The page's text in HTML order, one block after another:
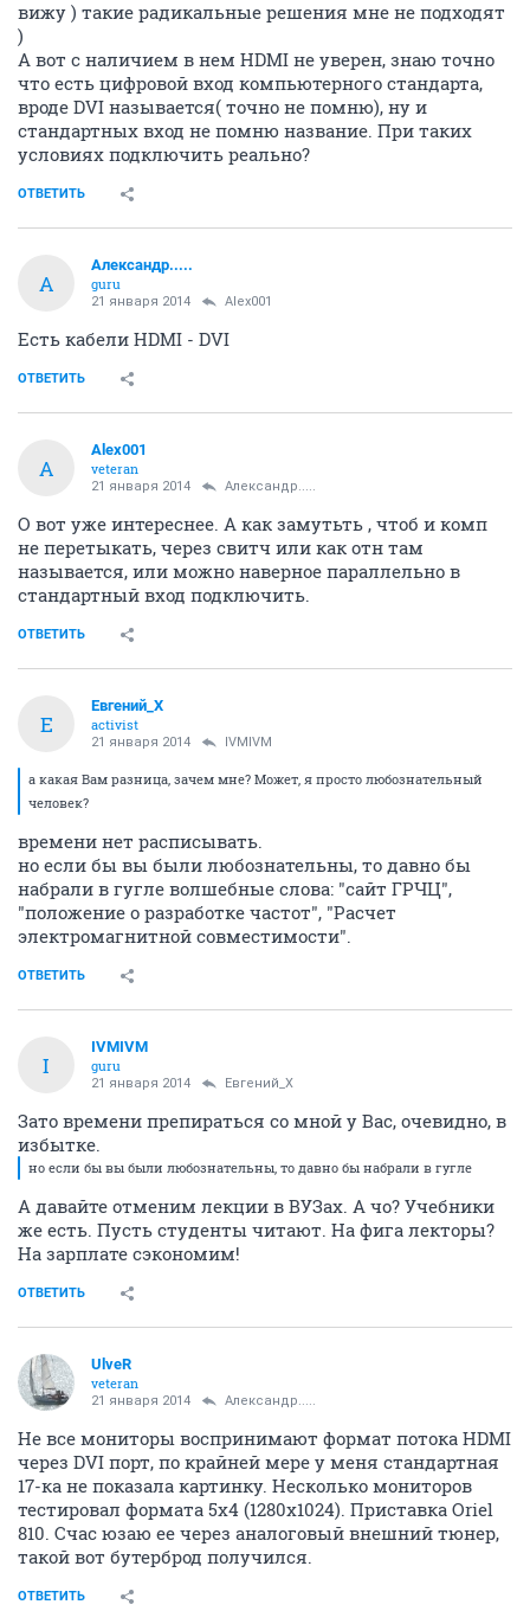
вижу ) такие радикальные решения мне не подходят
)
А вот с наличием в нем HDMI не уверен, знаю точно
что есть цифровой вход компьютерного стандарта,
вроде DVI называется( точно не помню), ну и
стандартных вход не помню название. При таких
условиях подключить реально?
ОТВЕТИТЬ
А
Александр.....
guru
21 января 2014 Alex001
Есть кабели HDMI - DVI
ОТВЕТИТЬ
A
Alex001
veteran
21 января 2014 Александр.....
О вот уже интереснее. А как замутьть , чтоб и комп
не перетыкать, через свитч или как отн там
называется, или можно наверное параллельно в
стандартный вход подключить.
ОТВЕТИТЬ
Е
Евгений_X
activist
21 января 2014 IVMIVM
а какая Вам разница, зачем мне? Может, я просто любознательный
человек?
времени нет расписывать.
но если бы вы были любознательны, то давно бы
набрали в гугле волшебные слова: "сайт ГРЧЦ",
"положение о разработке частот", "Расчет
электромагнитной совместимости".
ОТВЕТИТЬ
I
IVMIVM
guru
21 января 2014 Евгений_X
Зато времени препираться со мной у Вас, очевидно, в
избытке.
но если бы вы были любознательны, то давно бы набрали в гугле
А давайте отменим лекции в ВУЗах. А чо? Учебники
же есть. Пусть студенты читают. На фига лекторы?
На зарплате сэкономим!
ОТВЕТИТЬ
UlveR
veteran
21 января 2014 Александр.....
Не все мониторы воспринимают формат потока HDMI
через DVI порт, по крайней мере у меня стандартная
17-ка не показала картинку. Несколько мониторов
тестировал формата 5х4 (1280х1024). Приставка Oriel
810. Счас юзаю ее через аналоговый внешний тюнер,
такой вот бутерброд получился.
ОТВЕТИТЬ